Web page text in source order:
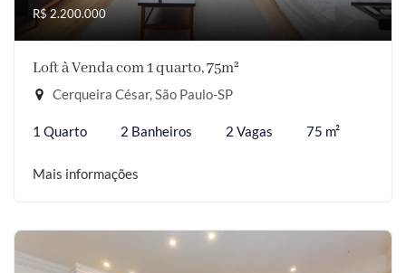
R$ 2.200.000
Loft à Venda com 1 quarto, 75m²
Cerqueira César, São Paulo-SP
1 Quarto 2 Banheiros 2 Vagas 75 m²
Mais informações